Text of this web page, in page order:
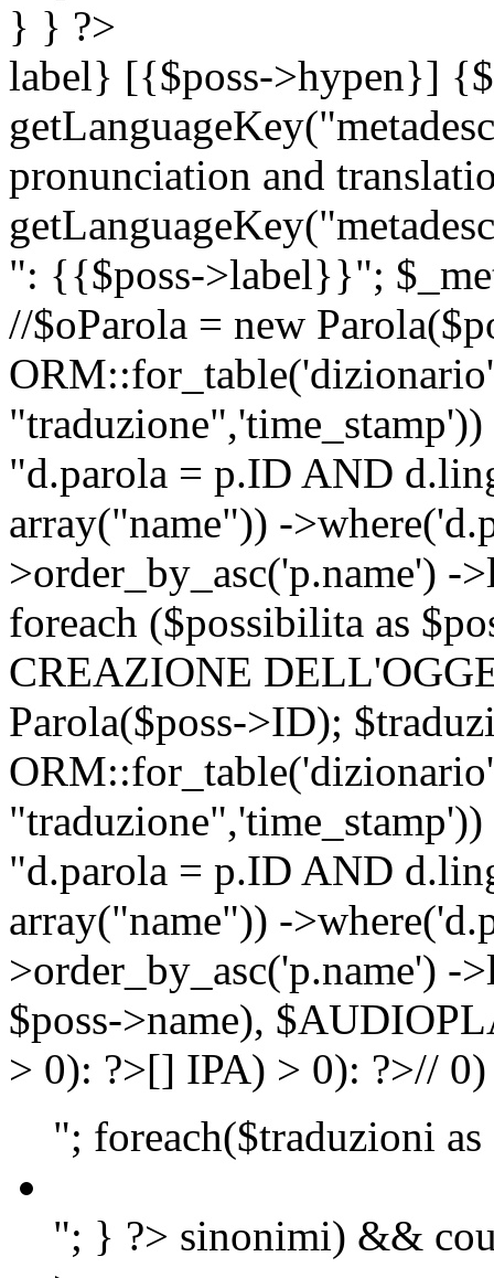
} } ?>
label} [{$poss->hypen}]
pronunciation and
": {{$poss->label}}";
//$oParola = new
"d.parola = p.ID AND
array("name")) -
>order_by_asc('p.name')
foreach ($possibilita as
CREAZIONE
Parola($poss->ID);
"d.parola = p.ID AND
array("name")) -
>order_by_asc('p.name')
$poss->name),
> 0): ?>[] IPA) > 0): ?>//
"; foreach($traduzioni
"; } ?> sinonimi) &&